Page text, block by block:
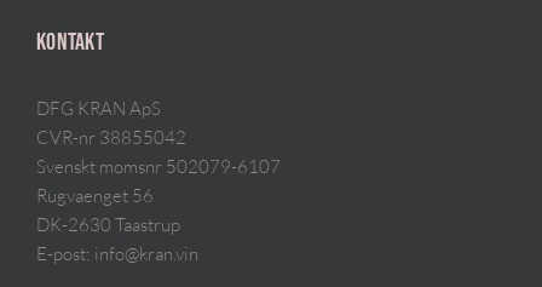
KONTAKT
DFG KRAN ApS
CVR-nr 38855042
Svenskt momsnr 502079-6107
Rugvaenget 56
DK-2630 Taastrup
E-post: info@kran.vin